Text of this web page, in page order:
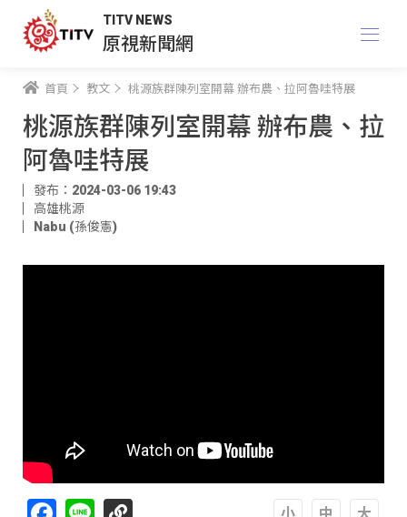
TITV NEWS
原視新聞網
首頁 教文 桃源族群陳列室開幕 辦布農、拉阿魯哇特展
桃源族群陳列室開幕 辦布農、拉
阿魯哇特展
發布：2024-03-06 19:43
高雄桃源
Nabu (孫俊憲)
Facebook
Line